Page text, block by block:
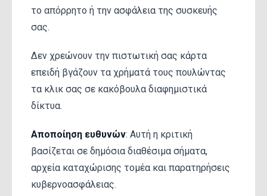
το απόρρητο ή την ασφάλεια της συσκευής
σας.
Δεν χρεώνουν την πιστωτική σας κάρτα
επειδή βγάζουν τα χρήματά τους πουλώντας
τα κλικ σας σε κακόβουλα διαφημιστικά
δίκτυα.
Αποποίηση ευθυνών: Αυτή η κριτική
βασίζεται σε δημόσια διαθέσιμα σήματα,
αρχεία καταχώρισης τομέα και παρατηρήσεις
κυβερνοασφάλειας.